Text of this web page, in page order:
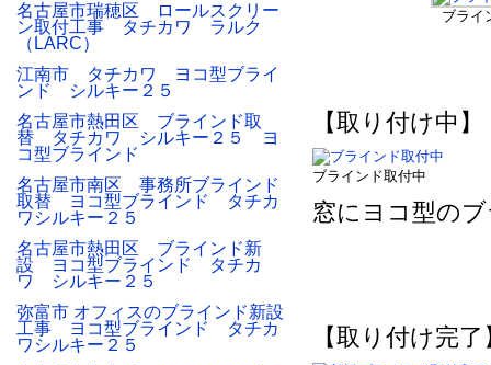
ブライ
【取り付け中】
ブラインド取付中
窓にヨコ型の
【取り付け完了
名古屋市瑞穂区 ロールスクリー
ン取付工事 タチカワ ラルク
（LARC）
江南市 タチカワ ヨコ型ブライ
ンド シルキー２５
名古屋市熱田区 ブラインド取
替 タチカワ シルキー２５ ヨ
コ型ブラインド
名古屋市南区 事務所ブラインド
取替 ヨコ型ブラインド タチカ
ワシルキー２５
名古屋市熱田区 ブラインド新
設 ヨコ型ブラインド タチカ
ワ シルキー２５
弥富市 オフィスのブラインド新設
工事 ヨコ型ブラインド タチカ
ワシルキー２５